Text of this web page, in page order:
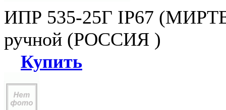
ИПР 535-25Г IP67
ручной (РОССИЯ )
Купить